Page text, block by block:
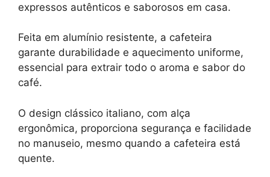
expressos autênticos e saborosos em casa.
Feita em alumínio resistente, a cafeteira
garante durabilidade e aquecimento uniforme,
essencial para extrair todo o aroma e sabor do
café.
O design clássico italiano, com alça
ergonômica, proporciona segurança e facilidade
no manuseio, mesmo quando a cafeteira está
quente.